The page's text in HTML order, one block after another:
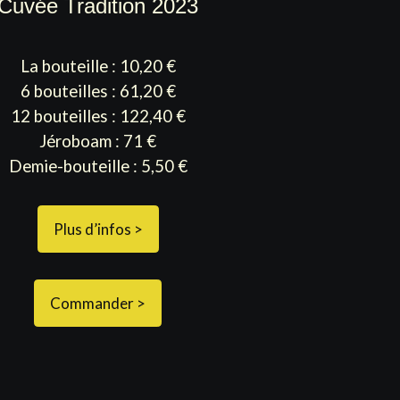
Tradition 2023
La bouteille : 10,20 €
6 bouteilles : 61,20 €
12 bouteilles : 122,40 €
Jéroboam : 71 €
Demie-bouteille : 5,50 €
Plus d’infos >
Commander >